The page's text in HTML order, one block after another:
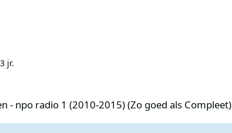
3 jr.
radio 1 (2010-2015) (Zo goed als Compleet)
- npo radio 1 (2010-2015) (Zo goed als Compleet)